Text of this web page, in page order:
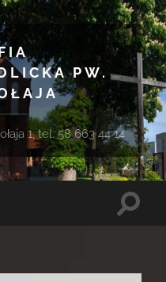
PW.
1, tel. 58 663 44 14
Toggle